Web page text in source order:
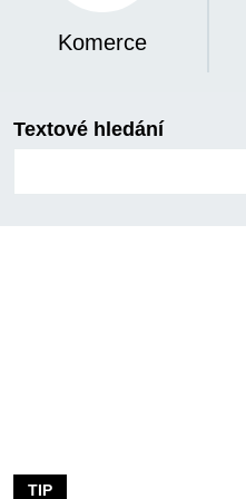
Komerce
Textové hledání
TIP